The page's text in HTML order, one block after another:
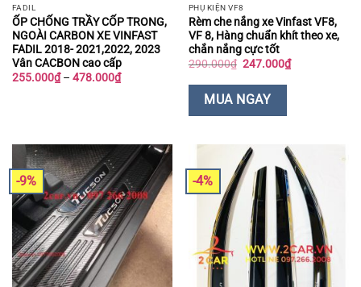
FADIL
ỐP CHỐNG TRẦY CỐP TRONG,
NGOÀI CARBON XE VINFAST
FADIL 2018- 2021,2022, 2023
Vân CACBON cao cấp
255.000₫ – 478.000₫Khoảng
giá:
PHỤ KIỆN VF8
Rèm che nắng xe Vinfast VF8,
VF 8, Hàng chuẩn khít theo xe,
chắn nắng cực tốt
290.000₫ Giá
là:
290.000₫.
247.000₫Giá
hiện
MUA NGAY
-9% -4%